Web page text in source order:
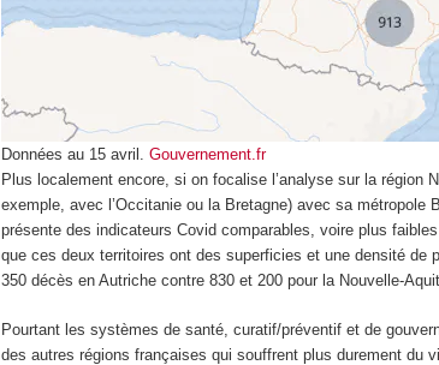
Données au 15 avril. Gouvernement.fr
Plus localement encore, si on focalise l’analyse sur la région
exemple, avec l’Occitanie ou la Bretagne) avec sa métropole
présente des indicateurs Covid comparables, voire plus
que ces deux territoires ont des superficies et une densité de
350 décès en Autriche contre 830 et 200 pour la Nouvelle-
Pourtant les systèmes de santé, curatif/préventif et de
des autres régions françaises qui souffrent plus durement du